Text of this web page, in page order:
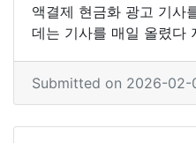
액결제 현금화 광고 기사
데는 기사를 매일 올렸다
Submitted on 2026-02-